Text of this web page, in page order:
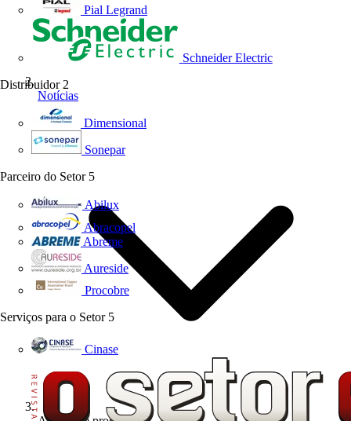
Pial Legrand
Schneider Electric
Distribuidor 2
Dimensional
Sonepar
Parceiro do Setor 5
Abilux
Abracopel
Abreme
Aureside
Procobre
Serviços para o Setor 5
Cinase
Notícias